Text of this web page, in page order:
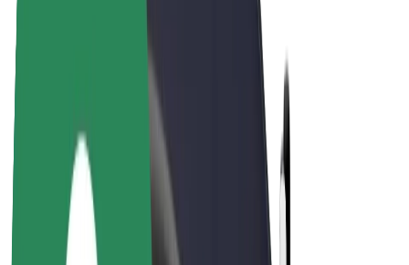
Výdělky řidiče
Kurýři
Výdělky kurýra
Partneři Bolt Food
Flotily